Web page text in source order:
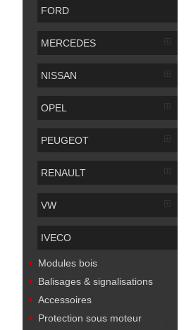
FORD
MERCEDES
NISSAN
OPEL
PEUGEOT
RENAULT
VW
IVECO
Modules bois
Balisages & signalisations
Accessoires
Protection sous moteur